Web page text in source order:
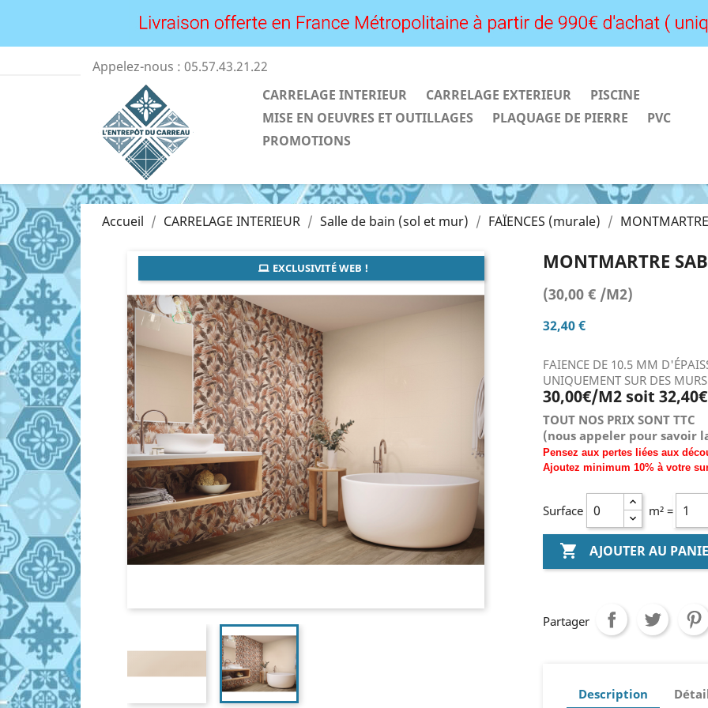
Appelez-nous : 05.57.43.21.22
CARRELAGE INTERIEUR
CARRELAGE EXTERIEUR
PISCINE
MISE EN OEUVRES ET OUTILLAGES
PLAQUAGE DE PIERRE
PVC
PROMOTIONS
Accueil CARRELAGE INTERIEUR Salle de bain (sol et mur) FAÏENCES (murale)
EXCLUSIVITÉ WEB ! MONTMARTRE
(30,00 € /M2)
32,40 €
FAIENCE DE 10.5 MM
UNIQUEMENT SUR DES MURS
30,00€/M2 soit
TOUT NOS PRIX SONT TTC
(nous appeler pour savoir
Pensez aux pertes liées aux
Ajoutez minimum 10% à votre
Surface m² =
 AJOUTER AU
Partager
Description